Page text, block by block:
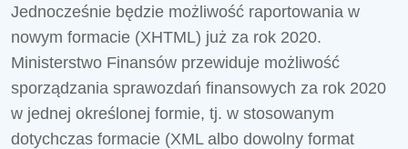
Jednocześnie będzie możliwość raportowania w
nowym formacie (XHTML) już za rok 2020.
Ministerstwo Finansów przewiduje możliwość
sporządzania sprawozdań finansowych za rok 2020
w jednej określonej formie, tj. w stosowanym
dotychczas formacie (XML albo dowolny format